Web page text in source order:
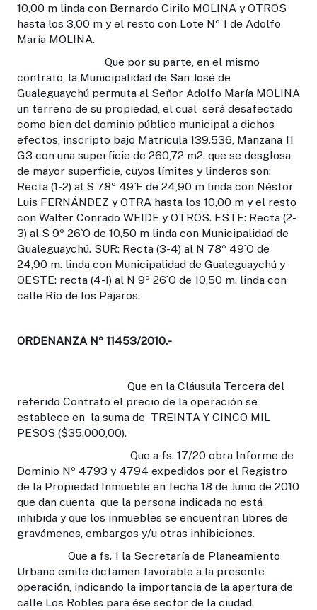
10,00 m linda con Bernardo Cirilo MOLINA y OTROS
hasta los 3,00 m y el resto con Lote Nº 1 de Adolfo
María MOLINA.
Que por su parte, en el mismo
contrato, la Municipalidad de San José de
Gualeguaychú permuta al Señor Adolfo María MOLINA
un terreno de su propiedad, el cual será desafectado
como bien del dominio público municipal a dichos
efectos, inscripto bajo Matrícula 139.536, Manzana 11
G3 con una superficie de 260,72 m2. que se desglosa
de mayor superficie, cuyos límites y linderos son:
Recta (1-2) al S 78º 49`E de 24,90 m linda con Néstor
Luis FERNÁNDEZ y OTRA hasta los 10,00 m y el resto
con Walter Conrado WEIDE y OTROS. ESTE: Recta (2-
3) al S 9º 26`O de 10,50 m linda con Municipalidad de
Gualeguaychú. SUR: Recta (3-4) al N 78º 49`O de
24,90 m. linda con Municipalidad de Gualeguaychú y
OESTE: recta (4-1) al N 9º 26`O de 10,50 m. linda con
calle Río de los Pájaros.
ORDENANZA Nº 11453/2010.-
Que en la Cláusula Tercera del
referido Contrato el precio de la operación se
establece en la suma de TREINTA Y CINCO MIL
PESOS ($35.000,00).
Que a fs. 17/20 obra Informe de
Dominio Nº 4793 y 4794 expedidos por el Registro
de la Propiedad Inmueble en fecha 18 de Junio de 2010
que dan cuenta que la persona indicada no está
inhibida y que los inmuebles se encuentran libres de
gravámenes, embargos y/u otras inhibiciones.
Que a fs. 1 la Secretaría de Planeamiento
Urbano emite dictamen favorable a la presente
operación, indicando la importancia de la apertura de
calle Los Robles para ése sector de la ciudad.